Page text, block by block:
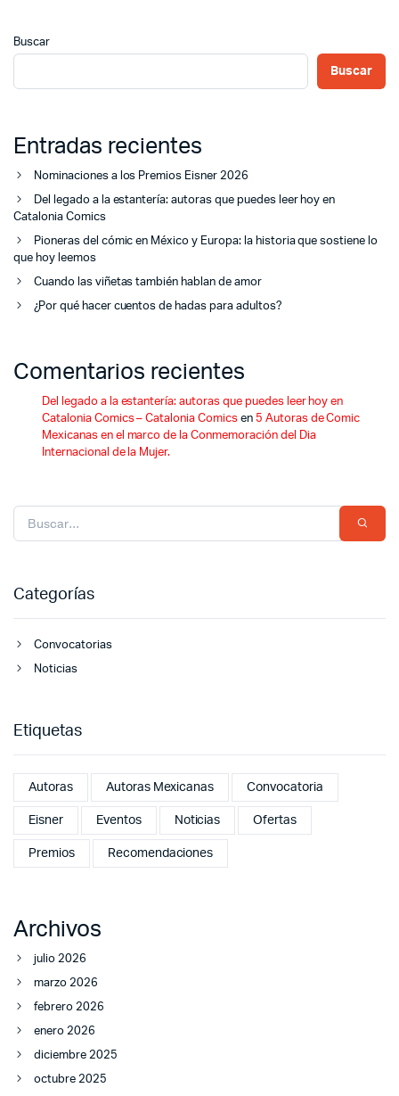
Buscar
Buscar
Entradas recientes
Nominaciones a los Premios Eisner 2026
Del legado a la estantería: autoras que puedes leer hoy en
Catalonia Comics
Pioneras del cómic en México y Europa: la historia que sostiene lo
que hoy leemos
Cuando las viñetas también hablan de amor
¿Por qué hacer cuentos de hadas para adultos?
Comentarios recientes
Del legado a la estantería: autoras que puedes leer hoy en
Catalonia Comics – Catalonia Comicsen 5 Autoras de Comic
Mexicanas en el marco de la Conmemoración del Dia
Internacional de la Mujer.
Categorías
Convocatorias
Noticias
Etiquetas
Autoras Autoras Mexicanas Convocatoria
Eisner Eventos Noticias Ofertas
Premios Recomendaciones
Archivos
julio 2026
marzo 2026
febrero 2026
enero 2026
diciembre 2025
octubre 2025